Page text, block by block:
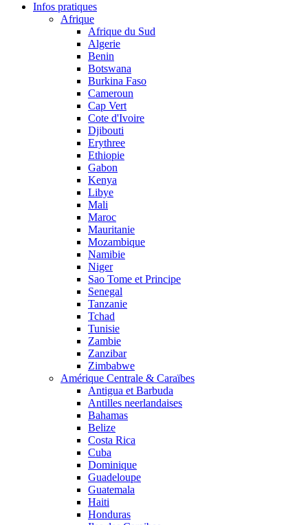
Infos pratiques
Afrique
Afrique du Sud
Algerie
Benin
Botswana
Burkina Faso
Cameroun
Cap Vert
Cote d'Ivoire
Djibouti
Erythree
Ethiopie
Gabon
Kenya
Libye
Mali
Maroc
Mauritanie
Mozambique
Namibie
Niger
Sao Tome et Principe
Senegal
Tanzanie
Tchad
Tunisie
Zambie
Zanzibar
Zimbabwe
Amérique Centrale & Caraïbes
Antigua et Barbuda
Antilles neerlandaises
Bahamas
Belize
Costa Rica
Cuba
Dominique
Guadeloupe
Guatemala
Haiti
Honduras